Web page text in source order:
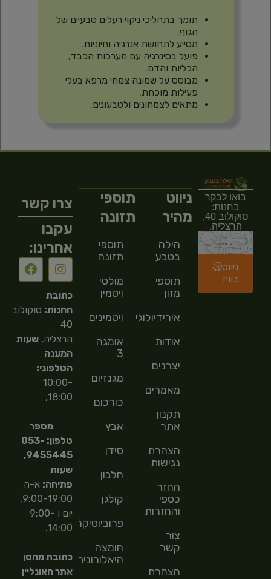
תומך בתהליכי ניקוי רעלים טבעיים של
הגוף.
מסייע לתחושת אנרגיה וחיוניות.
פועל בסינרגיה עם מערכות הכבד,
הכליות והדם.
מבוסס על שמונה צמחי מרפא בעלי
פעילות מוכחת.
מתאים לצמחונים ולטבעונים.
בואו לבקר
בחנות:
סוקולוב 40,
הרצליה.
ניווט
בוויז
ניווט
מהיר
הילה
בטבע
תוספי
מזון
אירידיולוגיה
אודות
יצרנים
מאמרים
תקנון
אתר
הצהרת
נגישות
החזר
כספי
והחזרות
צור
קשר
הצהרת
תוספי
תזונה
תוספי
תזונה
מולטי
ויטמין
ויטמינים
אומגה
3
מגנזיום
כורכום
אבץ
סידן
חלבון
קולגן
פרוביוטיקה
חומצה
היאלורונית
צרו קשר
עקבו
אחרינו:
כתובת
החנות: סוקולוב
40
הרצליה,שעות
המענה
הטלפוני:
10:00-
18:00,
מספר
טלפון: 053-
9455445,
שעות
פתיחה: א-ה
9:00-19:00,
יום ו 9:00-
14:00.
כתובת מחסן
אתר האונליין